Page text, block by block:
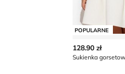
POPULARNE
128.90 zł